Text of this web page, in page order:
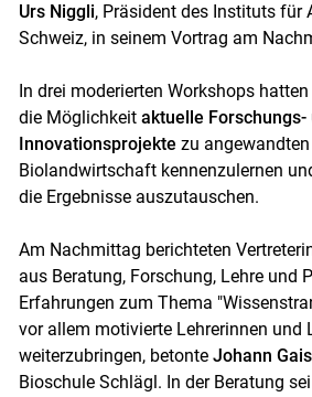
Skip to main
Urs Niggli, Präsident des Instituts für
Schweiz, in seinem Vortrag am
In drei moderierten Workshops
die Möglichkeit aktuelle Forschungs-
Innovationsprojekte zu
Biolandwirtschaft kennenzulernen
die Ergebnisse auszutauschen.
Am Nachmittag berichteten
aus Beratung, Forschung, Lehre und
Erfahrungen zum Thema
vor allem motivierte Lehrerinnen und
weiterzubringen, betonte Johann
Bioschule Schlägl. In der Beratung